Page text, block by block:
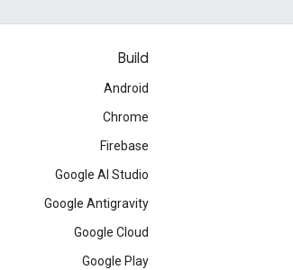
Build
Android
Chrome
Firebase
Google AI Studio
Google Antigravity
Google Cloud
Google Play